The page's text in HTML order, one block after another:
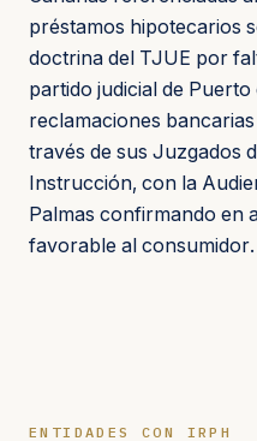
préstamos hipotecarios
doctrina del TJUE por
partido judicial de
reclamaciones
través de sus Juzgados
Instrucción, con la
Palmas confirmando en
favorable al consumidor.
ENTIDADES CON IRPH